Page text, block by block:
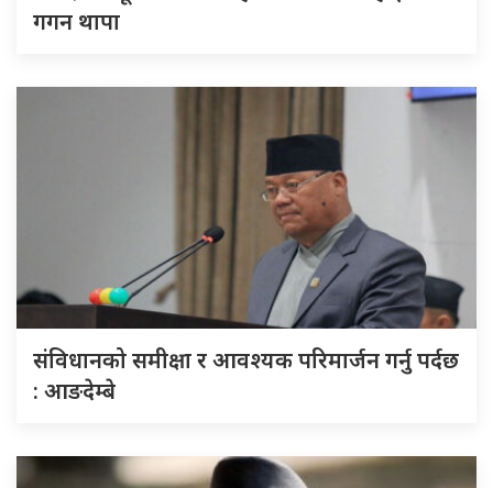
गगन थापा
संविधानको समीक्षा र आवश्यक परिमार्जन गर्नु पर्दछ
: आङदेम्बे